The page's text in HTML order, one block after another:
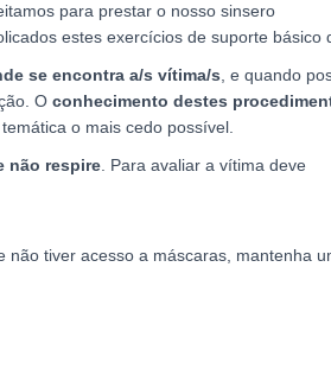
para prestar o nosso sinsero
estes exercícios de suporte básico
se encontra a/s vítima/s , e quando
O conhecimento destes
o mais cedo possível.
não respire. Para avaliar a vítima deve
tiver acesso a máscaras, mantenha